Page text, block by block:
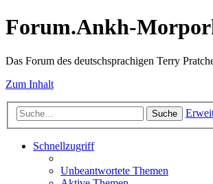
Forum.Ankh-
Das Forum des deutschsprachigen Terry
Zum Inhalt
Suche
Schnellzugriff
Unbeantwortete Themen